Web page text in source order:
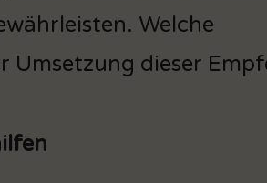
Welche
Umsetzung dieser